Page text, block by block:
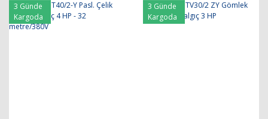
3 Günde
Kargoda
3 Günde
Kargoda